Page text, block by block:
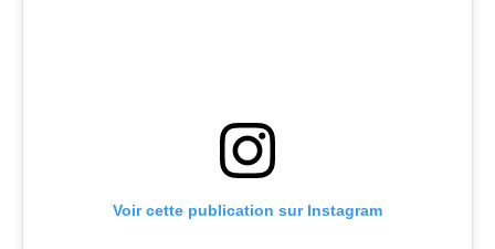
Voir cette publication sur Instagram